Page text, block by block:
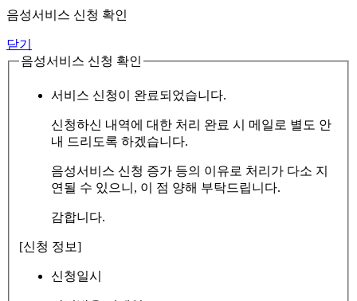
음성서비스 신청 확인
닫기
음성서비스 신청 확인
서비스 신청이 완료되었습니다.
신청하신 내역에 대한 처리 완료 시 메일로 별도 안
내 드리도록 하겠습니다.
음성서비스 신청 증가 등의 이유로 처리가 다소 지
연될 수 있으니, 이 점 양해 부탁드립니다.
감합니다.
[신청 정보]
신청일시